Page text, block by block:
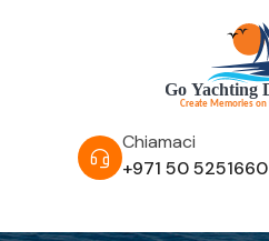
Chiamaci
+971 50 5251660